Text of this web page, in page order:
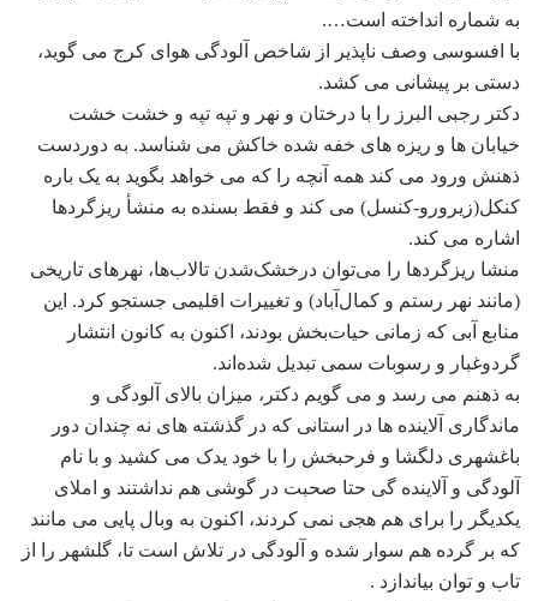
به شماره انداخته است….
با افسوسی وصف ناپذیر از شاخص آلودگی هوای کرج می گوید،
دستی بر پیشانی می کشد.
دکتر رجبی البرز را با درختان و نهر و تپه تپه و خشت خشت
خیابان ها و ریزه های خفه شده خاکش می شناسد. به دوردست
ذهنش ورود می کند همه آنچه را که می خواهد بگوید به یک باره
کنکل(زیرورو-کنسل) می کند و فقط بسنده به منشأ ریزگردها
اشاره می کند.
منشا ریزگردها را می‌توان درخشک‌شدن تالاب‌ها، نهرهای تاریخی
(مانند نهر رستم و کمال‌آباد) و تغییرات اقلیمی جستجو کرد. این
منابع آبی که زمانی حیات‌بخش بودند، اکنون به کانون انتشار
گردوغبار و رسوبات سمی تبدیل شده‌اند.
به ذهنم می رسد و می گویم دکتر، میزان بالای آلودگی و
ماندگاری آلاینده ها در استانی که در گذشته های نه چندان دور
باغشهری دلگشا و فرحبخش را با خود یدک می کشید و با نام
آلودگی و آلاینده گی حتا صحبت در گوشی هم نداشتند و املای
یکدیگر را برای هم هجی نمی کردند، اکنون به وبال پایی می مانند
که بر گرده هم سوار شده و آلودگی در تلاش است تا، گلشهر را از
تاب و توان بیاندازد .